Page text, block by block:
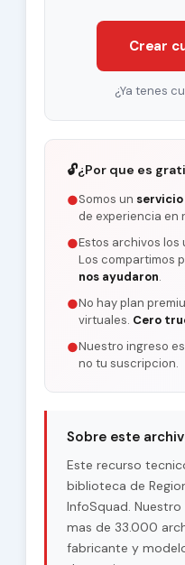
Crear
¿Ya tenes
🔓¿Por que es
●Somos un
de experiencia en
●Estos archivos los
Los compartimos
nos ayudaron.
●No hay plan
virtuales. Cero
●Nuestro ingreso
no tu suscripcion.
Sobre este
Este recurso
biblioteca de
InfoSquad.
mas de 33.000
fabricante y